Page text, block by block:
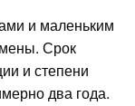
и маленьким
Срок
и степени
два года.